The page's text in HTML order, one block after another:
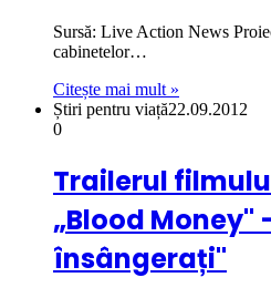
Sursă: Live Action News
cabinetelor…
Citește mai mult »
Știri pentru viață22.09.2012
0
Trailerul
„Blood Money"
însângerați"